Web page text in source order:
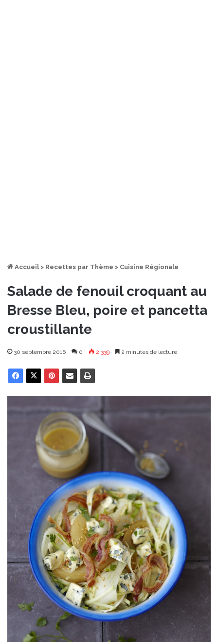
Accueil > Recettes par Thème > Cuisine Régionale
Salade de fenouil croquant au
Bresse Bleu, poire et pancetta
croustillante
30 septembre 2016 0 2 339 2 minutes de lecture